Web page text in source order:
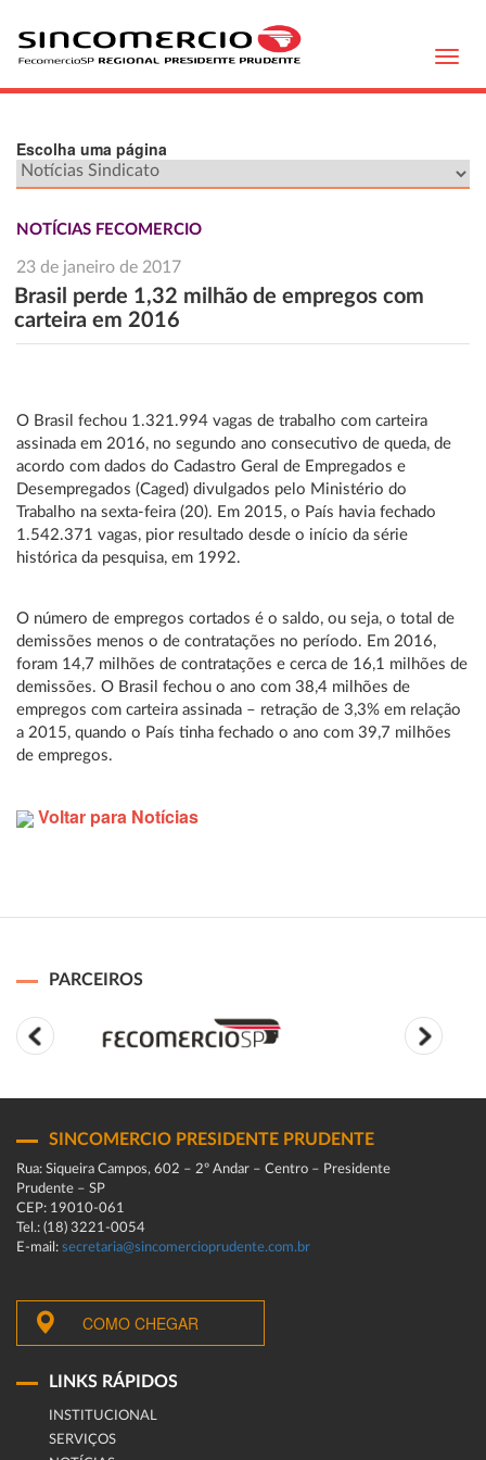
Escolha uma página
NOTÍCIAS FECOMERCIO
23 de janeiro de 2017
Brasil perde 1,32 milhão de empregos com
carteira em 2016
O Brasil fechou 1.321.994 vagas de trabalho com carteira
assinada em 2016, no segundo ano consecutivo de queda, de
acordo com dados do Cadastro Geral de Empregados e
Desempregados (Caged) divulgados pelo Ministério do
Trabalho na sexta-feira (20). Em 2015, o País havia fechado
1.542.371 vagas, pior resultado desde o início da série
histórica da pesquisa, em 1992.
O número de empregos cortados é o saldo, ou seja, o total de
demissões menos o de contratações no período. Em 2016,
foram 14,7 milhões de contratações e cerca de 16,1 milhões de
demissões. O Brasil fechou o ano com 38,4 milhões de
empregos com carteira assinada – retração de 3,3% em relação
a 2015, quando o País tinha fechado o ano com 39,7 milhões
de empregos.
Voltar para Notícias
PARCEIROS
SINCOMERCIO PRESIDENTE PRUDENTE
Rua: Siqueira Campos, 602 – 2º Andar – Centro – Presidente
Prudente – SP
CEP: 19010-061
Tel.: (18) 3221-0054
E-mail: secretaria@sincomercioprudente.com.br
COMO CHEGAR
LINKS RÁPIDOS
INSTITUCIONAL
SERVIÇOS